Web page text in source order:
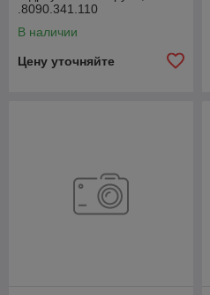
.8090.341.110
В наличии
Цену уточняйте